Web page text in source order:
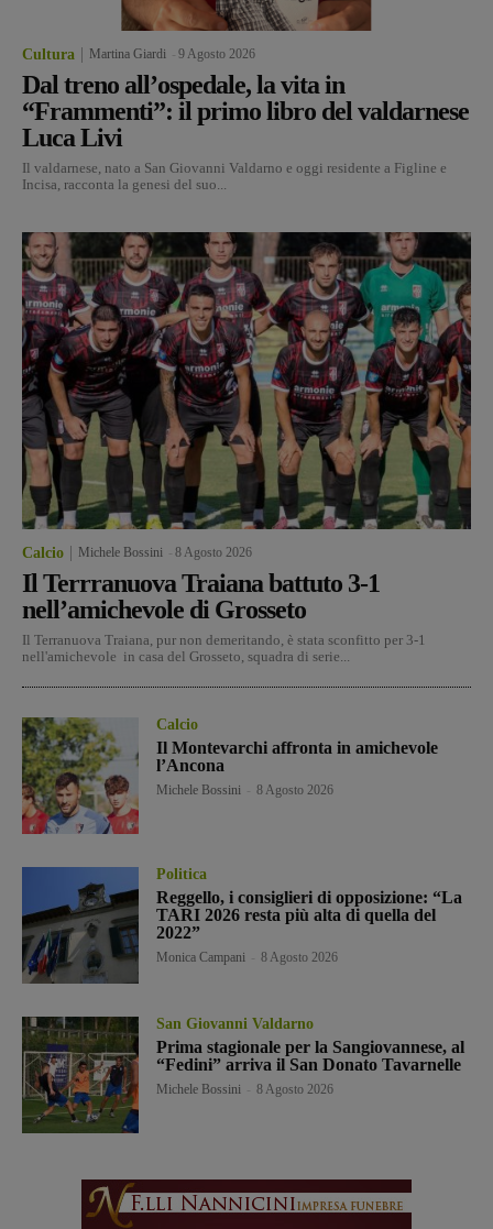
Cultura Martina Giardi 9 Agosto 2026
Dal treno all’ospedale, la vita in
“Frammenti”: il primo libro del valdarnese
Luca Livi
Il valdarnese, nato a San Giovanni Valdarno e oggi residente a Figline e
Incisa, racconta la genesi del suo...
Calcio Michele Bossini 8 Agosto 2026
Il Terrranuova Traiana battuto 3-1
nell’amichevole di Grosseto
Il Terranuova Traiana, pur non demeritando, è stata sconfitto per 3-1
nell'amichevole in casa del Grosseto, squadra di serie...
Calcio
Il Montevarchi affronta in amichevole
l’Ancona
Michele Bossini 8 Agosto 2026
Politica
Reggello, i consiglieri di opposizione: “La
TARI 2026 resta più alta di quella del
2022”
Monica Campani 8 Agosto 2026
San Giovanni Valdarno
Prima stagionale per la Sangiovannese, al
“Fedini” arriva il San Donato Tavarnelle
Michele Bossini 8 Agosto 2026